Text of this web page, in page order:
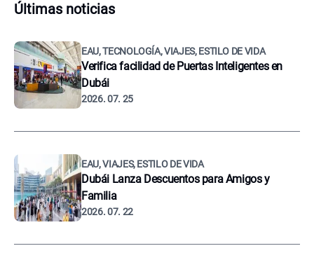
Últimas noticias
EAU, TECNOLOGÍA, VIAJES, ESTILO DE VIDA
Verifica facilidad de Puertas Inteligentes en
Dubái
2026. 07. 25
EAU, VIAJES, ESTILO DE VIDA
Dubái Lanza Descuentos para Amigos y
Familia
2026. 07. 22